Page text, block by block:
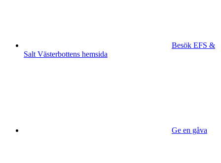
Besök EFS &
Salt Västerbottens hemsida
Ge en gåva